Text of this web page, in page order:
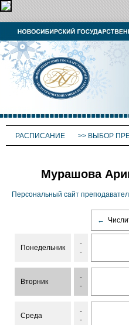
РАСПИСАНИЕ >> ВЫБОР
Мурашова
Персональный сайт
←
Понедельник
-
-
Вторник
-
-
Среда
-
-